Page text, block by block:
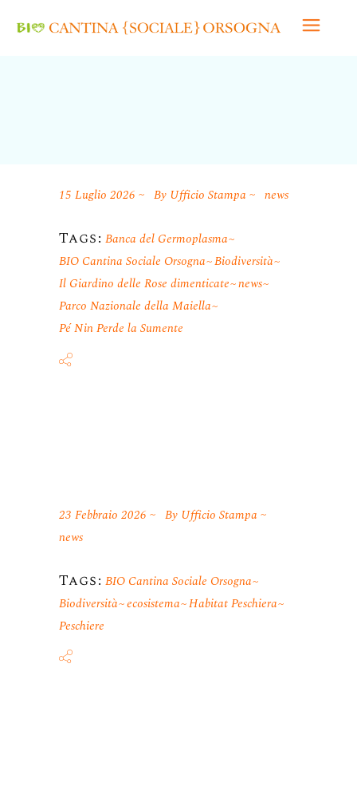
15 Luglio 2026 By Ufficio Stampa news
Tags: Banca del Germoplasma
BIO Cantina Sociale Orsogna Biodiversità
Il Giardino delle Rose dimenticate news
Parco Nazionale della Maiella
Pé Nin Perde la Sumente
23 Febbraio 2026 By Ufficio Stampa
news
Tags: BIO Cantina Sociale Orsogna
Biodiversità ecosistema Habitat Peschiera
Peschiere